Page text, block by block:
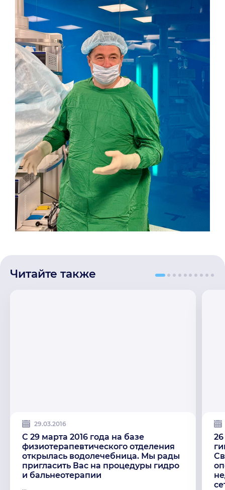
Читайте также
29.03.2016
C 29 марта 2016 года на базе
физиотерапевтического отделения
открылась водолечебница. Мы рады
пригласить Вас на процедуры гидро
и бальнеотерапии